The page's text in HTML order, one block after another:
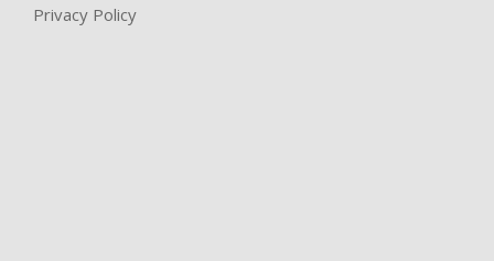
Privacy Policy